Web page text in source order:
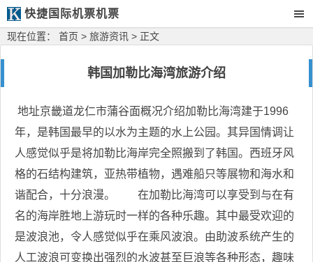
快捷国际机票机票
现在位置： 首页 > 旅游资讯 > 正文
韩国加勒比海湾旅游介绍
地址京畿道龙仁市蒲谷面概况介绍加勒比海湾建于1996
年，是韩国最早的以水为主题的水上公园。其异国情调让
人感觉似乎是将加勒比海岸完全照搬到了韩国。西班牙风
格的石结构建筑，亚热带植物，遇难船只等展物和海水和
谐配合，十分浪漫。 在加勒比海湾可以享受到与在有
名的海岸胜地上游玩时一样的各种乐趣。其中最受欢迎的
是波浪池，令人感觉似乎在乘风波浪。由助波系统产生的
人工波浪可变换出强烈的水波甚至巨浪等各种形态，趣味